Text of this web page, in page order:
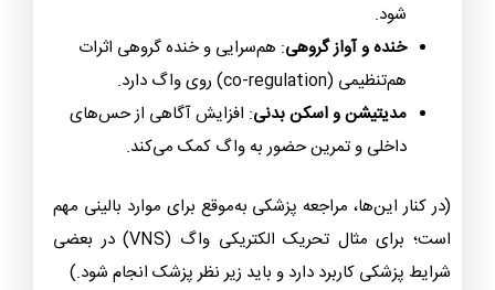
شود.
خنده و آواز گروهی: هم‌سرایی و خنده گروهی اثرات
هم‌تنظیمی (co-regulation) روی واگ دارد.
مدیتیشن و اسکن بدنی: افزایش آگاهی از حس‌های
داخلی و تمرین حضور به واگ کمک می‌کند.
(در کنار این‌ها، مراجعه پزشکی به‌موقع برای موارد بالینی مهم
است؛ برای مثال تحریک الکتریکی واگ (VNS) در بعضی
شرایط پزشکی کاربرد دارد و باید زیر نظر پزشک انجام شود.)